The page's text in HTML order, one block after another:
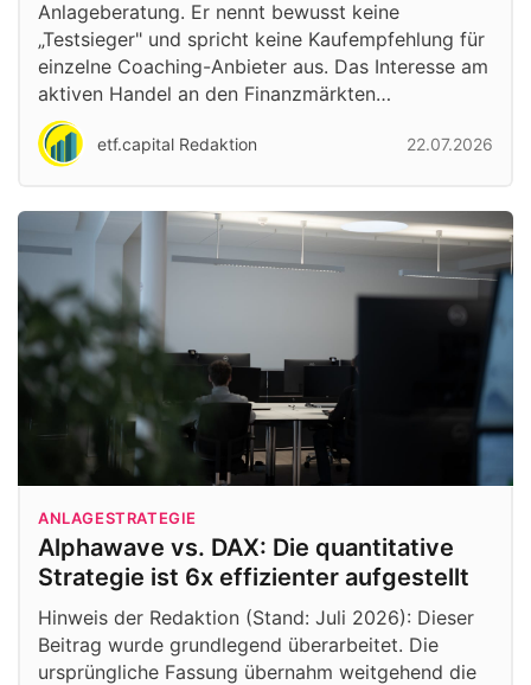
Anlageberatung. Er nennt bewusst keine
„Testsieger" und spricht keine Kaufempfehlung für
einzelne Coaching-Anbieter aus. Das Interesse am
aktiven Handel an den Finanzmärkten…
etf.capital Redaktion 22.07.2026
ANLAGESTRATEGIE
Alphawave vs. DAX: Die quantitative
Strategie ist 6x effizienter aufgestellt
Hinweis der Redaktion (Stand: Juli 2026): Dieser
Beitrag wurde grundlegend überarbeitet. Die
ursprüngliche Fassung übernahm weitgehend die